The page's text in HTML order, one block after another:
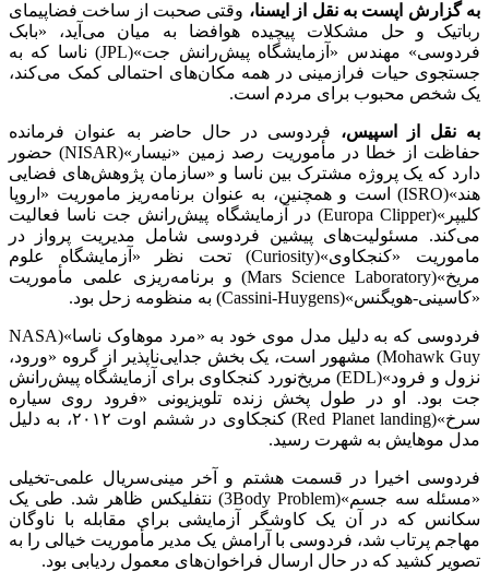
به گزارش اپست به نقل از ایسنا،وقتی صحبت از ساخت فضاپیمای
رباتیک و حل مشکلات پیچیده هوافضا به میان می‌آید، «بابک
فردوسی» مهندس «آزمایشگاه پیش‌رانش جت»(JPL) ناسا که به
جستجوی حیات فرازمینی در همه مکان‌های احتمالی کمک می‌کند،
یک شخص محبوب برای مردم است.
به نقل از اسپیس،فردوسی در حال حاضر به عنوان فرمانده
حفاظت از خطا در مأموریت رصد زمین «نیسار»(NISAR) حضور
دارد که یک پروژه مشترک بین ناسا و «سازمان پژوهش‌های فضایی
هند»(ISRO) است و همچنین، به عنوان برنامه‌ریز ماموریت «اروپا
کلیپر»(Europa Clipper) در آزمایشگاه پیش‌رانش جت ناسا فعالیت
می‌کند. مسئولیت‌های پیشین فردوسی شامل مدیریت پرواز در
ماموریت «کنجکاوی»(Curiosity) تحت نظر «آزمایشگاه علوم
مریخ»(Mars Science Laboratory) و برنامه‌ریزی علمی مأموریت
«کاسینی-هویگنس»(Cassini-Huygens) به منظومه زحل بود.
فردوسی که به دلیل مدل موی خود به «مرد موهاوک ناسا»(NASA
Mohawk Guy) مشهور است، یک بخش جدایی‌ناپذیر از گروه «ورود،
نزول و فرود»(EDL) مریخ‌نورد کنجکاوی برای آزمایشگاه پیش‌رانش
جت بود. او در طول پخش زنده تلویزیونی «فرود روی سیاره
سرخ»(Red Planet landing) کنجکاوی در ششم اوت ۲۰۱۲، به دلیل
مدل موهایش به شهرت رسید.
فردوسی اخیرا در قسمت هشتم و آخر مینی‌سریال علمی-تخیلی
«مسئله سه جسم»(3Body Problem) نتفلیکس ظاهر شد. طی یک
سکانس که در آن یک کاوشگر آزمایشی برای مقابله با ناوگان
مهاجم پرتاب شد، فردوسی با آرامش یک مدیر مأموریت خیالی را به
تصویر کشید که در حال ارسال فراخوان‌های معمول ردیابی بود.